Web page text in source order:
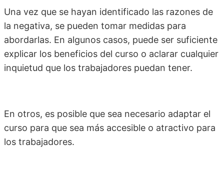
Una vez que se hayan identificado las razones de
la negativa, se pueden tomar medidas para
abordarlas. En algunos casos, puede ser suficiente
explicar los beneficios del curso o aclarar cualquier
inquietud que los trabajadores puedan tener.
En otros, es posible que sea necesario adaptar el
curso para que sea más accesible o atractivo para
los trabajadores.